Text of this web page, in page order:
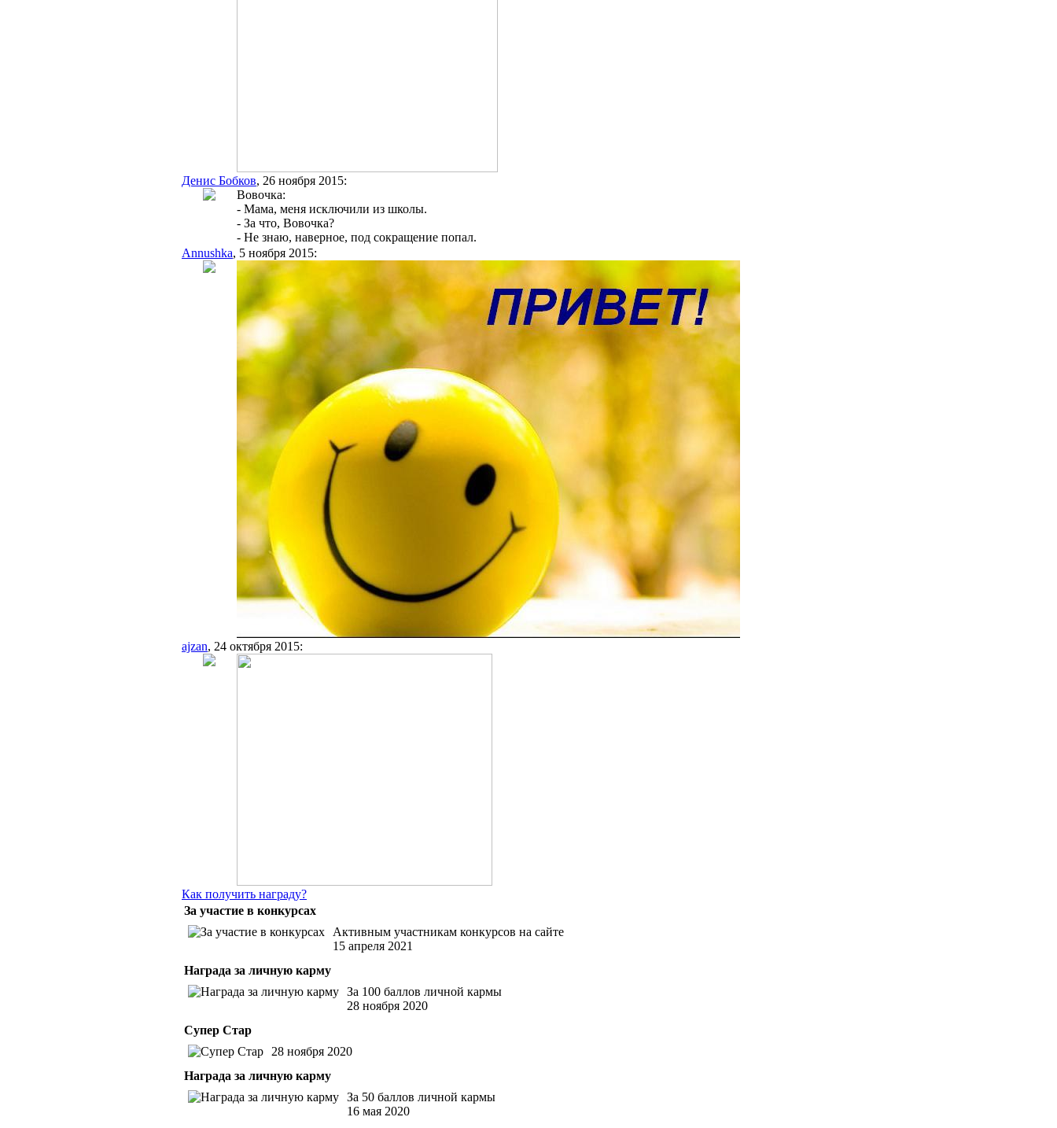
Денис Бобков, 26 ноября 2015:
Вовочка:
- Мама, меня исключили из школы.
- За что, Вовочка?
- Не знаю, наверное, под сокращение попал.
Annushka, 5 ноября 2015:
ajzan, 24 октября 2015:
Как получить награду?
За участие в конкурсах
Активным участникам конкурсов на сайте
15 апреля 2021
Награда за личную карму
За 100 баллов личной кармы
28 ноября 2020
Супер Стар
28 ноября 2020
Награда за личную карму
За 50 баллов личной кармы
16 мая 2020